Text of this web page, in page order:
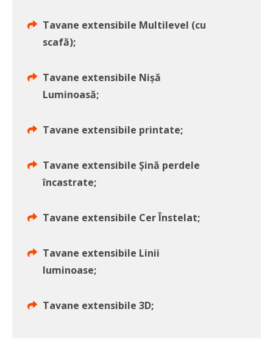
Tavane extensibile Multilevel (cu
scafă);
Tavane extensibile Nișă
Luminoasă;
Tavane extensibile printate;
Tavane extensibile Șină perdele
încastrate;
Tavane extensibile Cer Înstelat;
Tavane extensibile Linii
luminoase;
Tavane extensibile 3D;